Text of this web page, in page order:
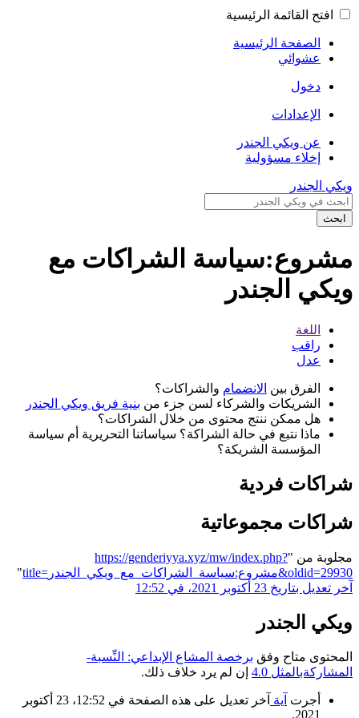
افتح القائمة الرئيسية
الصفحة الرئيسية
عشوائي
دخول
الإعدادات
عن ويكي الجندر
إخلاء مسؤولية
ويكي الجندر
ابحث
مشروع:سياسة الشراكات مع
ويكي الجندر
اللغة
راقب
عدل
الفرق بين الانضمام والشراكات؟
الشريكات والشركاء لسن جزء من بنية فريق ويكي الجندر
هل ممكن ننتج محتوى من خلال الشراكات؟
ماذا نتبع في حالة الشراكة؟ سياساتنا التحريرية أم سياسة
المؤسسة الشريكة؟
شراكات فردية
شراكات مجموعاتية
مجلوبة من "https://genderiyya.xyz/mw/index.php?
title=مشروع:سياسة_الشراكات_مع_ويكي_الجندر&oldid=29930
"
آخر تعديل بتاريخ 23 أكتوبر 2021، في 12:52
ويكي الجندر
المحتوى متاح وفق برخصة المشاع الإبداعي: النِّسبة-
المشاركةبالمثل 4.0
إن لم يرد خلاف ذلك.
أجرت آية
آخر تعديل على هذه الصفحة في 12:52، 23 أكتوبر
2021.